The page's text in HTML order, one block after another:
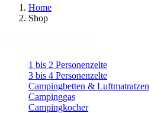
Home
Shop
1 bis 2 Personenzelte
3 bis 4 Personenzelte
Campingbetten & Luftmatratzen
Campinggas
Campingkocher